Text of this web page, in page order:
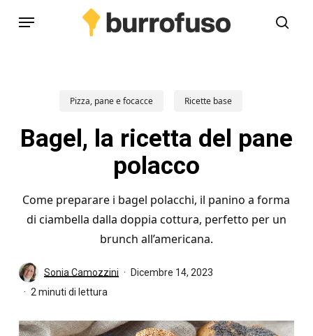
Menu
Pizza, pane e focacce Ricette base
Bagel, la ricetta del pane
polacco
Come preparare i bagel polacchi, il panino a forma
di ciambella dalla doppia cottura, perfetto per un
brunch all’americana.
Sonia Camozzini
Dicembre 14, 2023
2 minuti di lettura